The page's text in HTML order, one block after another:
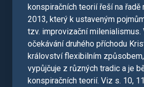
konspiračních teorií řeší na řadě
2013, který k ustaveným
tzv. improvizační milenialismus.
očekávání druhého příchodu
království flexibilním
vypůjčuje z různých tradic a je
konspiračních teorií. Viz s. 10,